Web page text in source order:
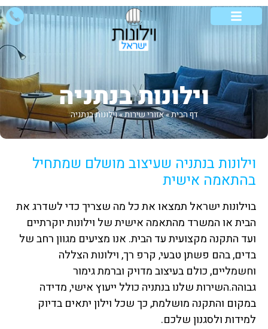
וילונות בנתניה
דף הבית»אזורי שירות»וילונות בנתניה
וילונות בנתניה שעיצוב מושלם שמתחיל
בהתאמה אישית
בוילונות ישראל תמצאו את כל מה שצריך כדי לשדרג את
הבית או המשרד מהתאמה אישית של וילונות יוקרתיים
ועד התקנה מקצועית עד הבית. אנו מציעים מגוון רחב של
בדים, בהם פשתן טבעי, קרפ רך, וילונות הצללה
וחשמליים, כולם בעיצוב מדויק וברמת גימור
גבוהה.השירות שלנו בנתניה כולל ייעוץ אישי, מדידה
במקום והתקנה מושלמת, כך שכל וילון יתאים בדיוק
למידות ולסגנון שלכם.